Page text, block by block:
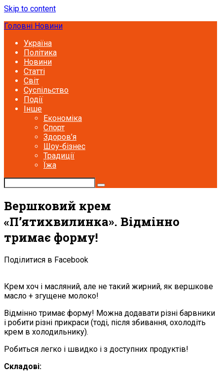
Skip to content
Головні Новини
Україна
Політика
Новини
Статті
Світ
Суспільство
Події
Інше
Економіка
Спорт
Здоров’я
Шоу-бізнес
Традиції
Їжа
Вершковий крем
«П’ятихвилинка». Відмінно
тримає форму!
Поділитися в Facebook
Крем хоч і масляний, але не такий жирний, як вершкове
масло + згущене молоко!
Відмінно тримає форму! Можна додавати різні барвники
і робити різні прикраси (тоді, після збивання, охолодіть
крем в холодильнику).
Робиться легко і швидко і з доступних продуктів!
Складові: